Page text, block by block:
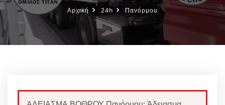
Αρχική 24h Πανόρμου